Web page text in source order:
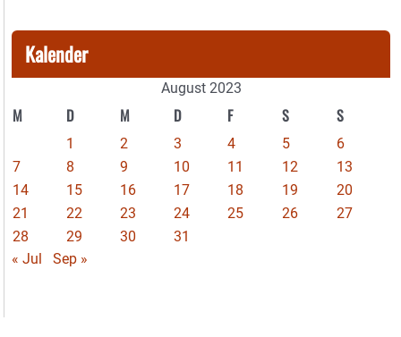
Kalender
August 2023
M D M D F S S
1 2 3 4 5
6
7
8 9 10 11 12
13
14
15 16 17 18 19
20
21
22 23 24 25 26
27
28
29 30
31
« Jul
Sep »